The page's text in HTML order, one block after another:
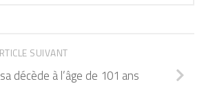
SUIVANT
décède à l’âge de 101 ans